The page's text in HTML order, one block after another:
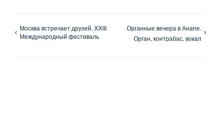
Москва встречает друзей. XXIII
Международный фестиваль
Органные вечера в Анапе.
Орган, контрабас, вокал